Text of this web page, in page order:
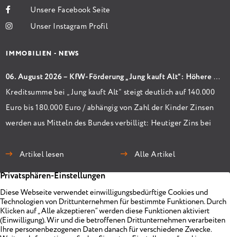
Unsere Facebook Seite
Unser Instagram Profil
IMMOBILIEN - NEWS
06. August 2026 – KfW-Förderung „Jung kauft Alt“: Höhere Kredite ab August 2026
Kreditsumme bei „Jung kauft Alt“ steigt deutlich auf 140.000
Euro bis 180.000 Euro / abhängig von Zahl der Kinder Zinsen
werden aus Mitteln des Bundes verbilligt: Heutiger Zins bei
Zinsbindung Antragstellende verpflichten sich zu
energetischer Sanierung binnen 54 Monaten nach
Artikel lesen Alle Artikel
Immobilien
Unternehmen